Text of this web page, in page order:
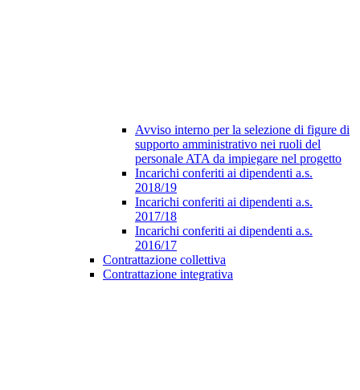
Avviso interno per la selezione di figure di
supporto amministrativo nei ruoli del
personale ATA da impiegare nel progetto
Incarichi conferiti ai dipendenti a.s.
2018/19
Incarichi conferiti ai dipendenti a.s.
2017/18
Incarichi conferiti ai dipendenti a.s.
2016/17
Contrattazione collettiva
Contrattazione integrativa